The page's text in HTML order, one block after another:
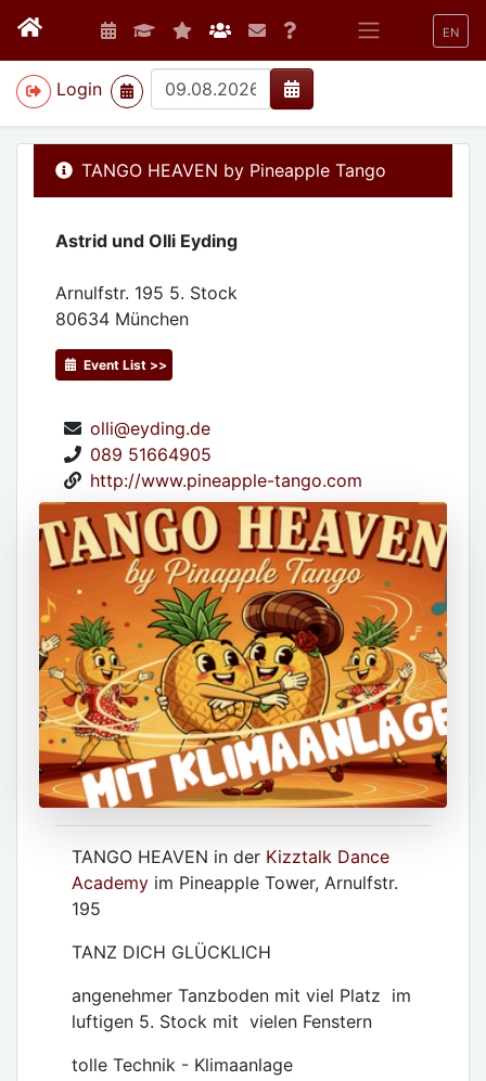
EN
Login
>
TANGO HEAVEN by Pineapple Tango
Astrid und Olli Eyding
Arnulfstr. 195 5. Stock
80634 München
Event List >>
olli@eyding.de
089 51664905
http://www.pineapple-tango.com
TANGO HEAVEN in der Kizztalk Dance
Academy im Pineapple Tower, Arnulfstr.
195
TANZ DICH GLÜCKLICH
angenehmer Tanzboden mit viel Platz im
luftigen 5. Stock mit vielen Fenstern
tolle Technik - Klimaanlage